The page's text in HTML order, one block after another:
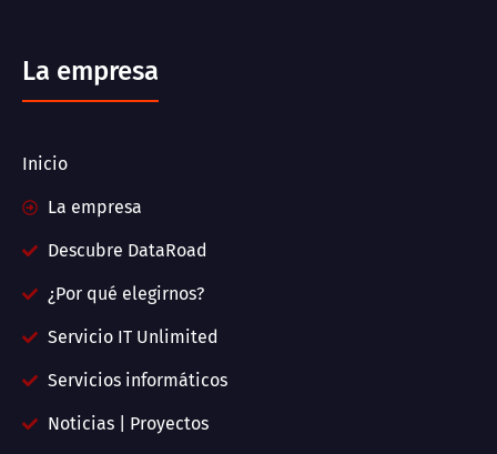
La empresa
Inicio
La empresa
Descubre DataRoad
¿Por qué elegirnos?
Servicio IT Unlimited
Servicios informáticos
Noticias | Proyectos